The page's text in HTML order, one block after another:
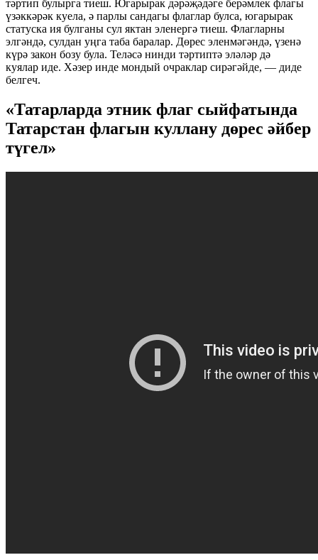
тәртип булырга тиеш. Югарырак дәрәҗәдәге берәмлек флагы
үзәккәрәк куела, ә парлы сандагы флаглар булса, югарырак
статуска ия булганы сул яктан эленергә тиеш. Флагларны
элгәндә, сулдан уңга таба баралар. Дөрес эленмәгәндә, үзенә
күрә закон бозу була. Теләсә нинди тәртиптә эләләр дә
куялар иде. Хәзер инде мондый очраклар сирәгәйде, — диде
белгеч.
«Татарларда этник флаг сыйфатында
Татарстан флагын куллану дөрес әйбер
түгел»